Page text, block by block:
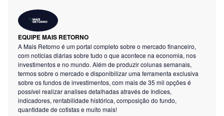
EQUIPE MAIS RETORNO
A Mais Retorno é um portal completo sobre o mercado financeiro,
com notícias diárias sobre tudo o que acontece na economia, nos
investimentos e no mundo. Além de produzir colunas semanais,
termos sobre o mercado e disponibilizar uma ferramenta exclusiva
sobre os fundos de investimentos, com mais de 35 mil opções é
possível realizar analises detalhadas através de índices,
indicadores, rentabilidade histórica, composição do fundo,
quantidade de cotistas e muito mais!